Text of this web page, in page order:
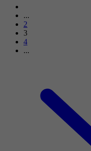
...
2
3
4
...